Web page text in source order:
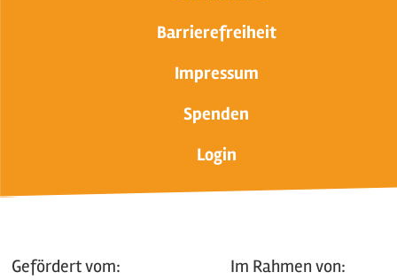
Barrierefreiheit
Impressum
Spenden
Login
Gefördert vom: Im Rahmen von: